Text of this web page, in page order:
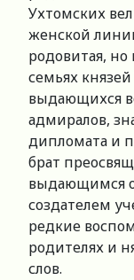
Ухтомских
женской
родовитая,
семьях
выдающихся
адмиралов,
дипломата и
брат
выдающимся
создателем
редкие
родителях и
слов.